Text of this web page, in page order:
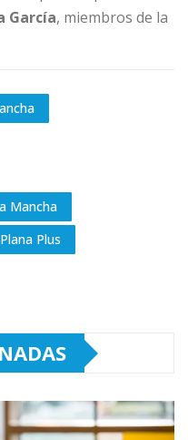
García, miembros de la
Mancha
Plus